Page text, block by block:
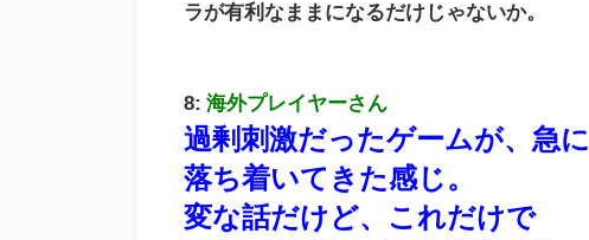
ラが有利なままになるだけじゃないか。
8: 海外プレイヤーさん
過剰刺激だったゲームが、急に
落ち着いてきた感じ。
変な話だけど、これだけで